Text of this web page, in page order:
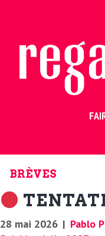
BRÈVES
28 mai 2026 | Pablo